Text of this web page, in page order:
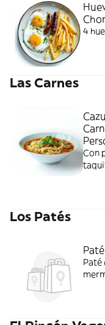
4
Las Carnes
Con
Los Patés
Paté